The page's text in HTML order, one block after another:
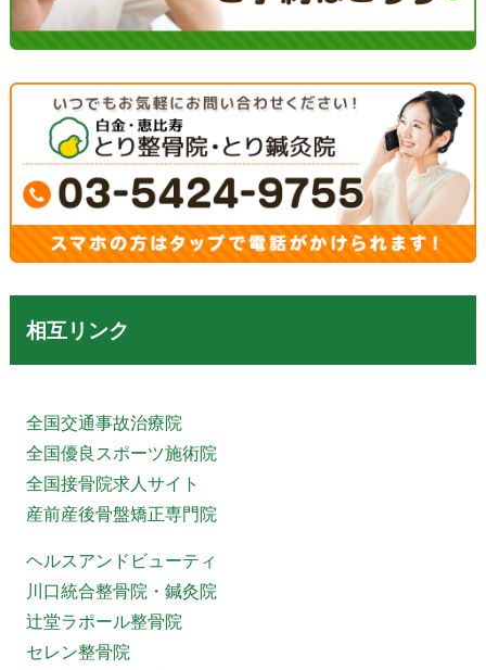
相互リンク
全国交通事故治療院
全国優良スポーツ施術院
全国接骨院求人サイト
産前産後骨盤矯正専門院
ヘルスアンドビューティ
川口統合整骨院・鍼灸院
辻堂ラポール整骨院
セレン整骨院